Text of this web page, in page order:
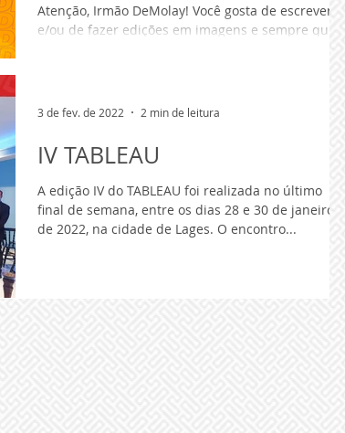
Atenção, Irmão DeMolay! Você gosta de escrever
e/ou de fazer edições em imagens e sempre quis
ser membro de uma comissão estadual? Chegou...
IV TABLEAU
A edição IV do TABLEAU foi realizada no último
final de semana, entre os dias 28 e 30 de janeiro
de 2022, na cidade de Lages. O encontro...
3 de fev. de 2022 2 min de leitura